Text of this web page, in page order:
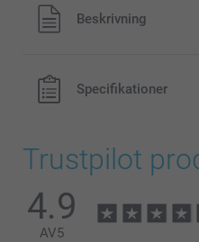
Alla priser är i svenska
exklusive porto.
Beskrivning
Specifikationer
Trustpilot
4.9
AV5